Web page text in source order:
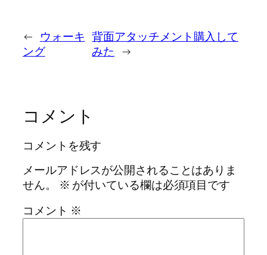
← ウォーキ
ング
背面アタッチメント購入して
みた →
コメント
コメントを残す
メールアドレスが公開されることはありま
せん。
※ が付いている欄は必須項目です
コメント ※